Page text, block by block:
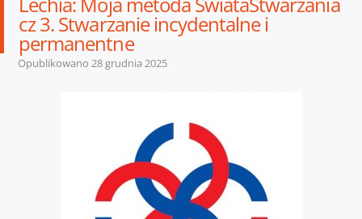
cz 3. Stwarzanie incydentalne i
permanentne
Opublikowano 28 grudnia 2025